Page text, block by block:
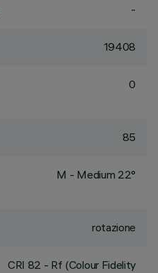
-
19408
0
85
M - Medium 22°
rotazione
CRI 82 - Rf (Colour Fidelity